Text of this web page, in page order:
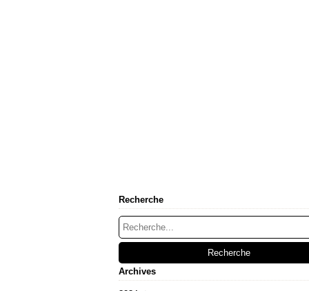
Recherche
Archives